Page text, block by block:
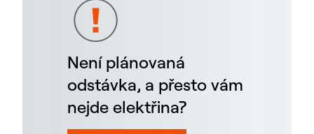
Není plánovaná
odstávka, a přesto vám
nejde elektřina?